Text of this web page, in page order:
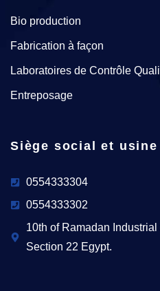
Bio production
Fabrication à façon
Laboratoires de Contrôle
Entreposage
Siège social et usine
0554333304
0554333302
10th of Ramadan Industrial
Section 22 Egypt.